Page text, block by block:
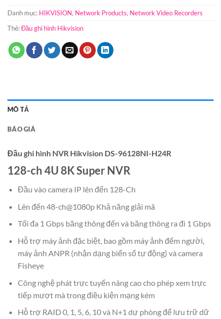
Danh mục: HIKVISION, Network Products, Network Video Recorders
Thẻ:Đầu ghi hình Hikvision
MÔ TẢ
BÁO GIÁ
Đầu ghi hình NVR Hikvision DS-96128NI-H24R
128-ch 4U 8K Super NVR
Đầu vào camera IP lên đến 128-Ch
Lên đến 48-ch@1080p Khả năng giải mã
Tối đa 1 Gbps băng thông đến và băng thông ra đi 1 Gbps
Hỗ trợ máy ảnh đặc biệt, bao gồm máy ảnh đếm người,
máy ảnh ANPR (nhận dạng biển số tự động) và camera
Fisheye
Công nghệ phát trực tuyến nâng cao cho phép xem trực
tiếp mượt mà trong điều kiện mạng kém
Hỗ trợ RAID 0, 1, 5, 6, 10 và N+1 dự phòng để lưu trữ dữ